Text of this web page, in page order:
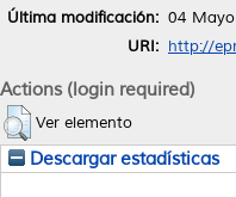
Última modificación: 04
URI: http://
Actions (login required)
Ver elemento
Descargar estadísticas